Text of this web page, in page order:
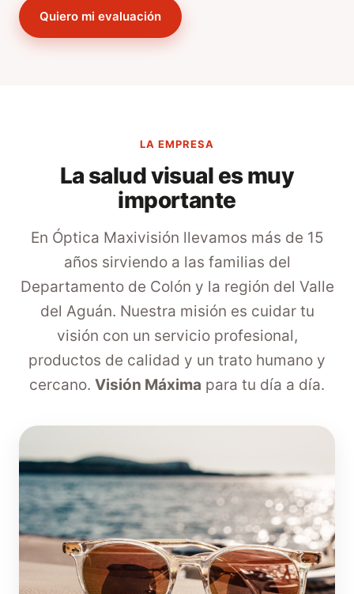
Quiero mi evaluación
LA EMPRESA
La salud visual es muy
importante
En Óptica Maxivisión llevamos más de 15
años sirviendo a las familias del
Departamento de Colón y la región del Valle
del Aguán. Nuestra misión es cuidar tu
visión con un servicio profesional,
productos de calidad y un trato humano y
cercano. Visión Máxima para tu día a día.